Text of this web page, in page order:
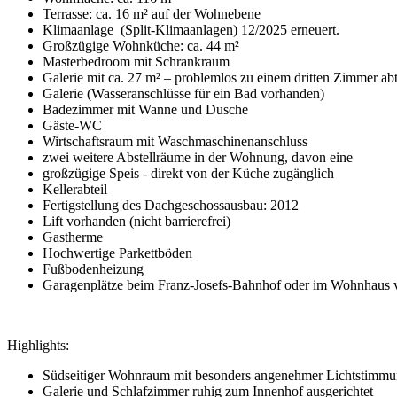
Terrasse: ca. 16 m² auf der Wohnebene
Klimaanlage (Split-Klimaanlagen) 12/2025 erneuert.
Großzügige Wohnküche: ca. 44 m²
Masterbedroom mit Schrankraum
Galerie mit ca. 27 m² – problemlos zu einem dritten Zimmer
Galerie (Wasseranschlüsse für ein Bad vorhanden)
Badezimmer mit Wanne und Dusche
Gäste-WC
Wirtschaftsraum mit Waschmaschinenanschluss
zwei weitere Abstellräume in der Wohnung, davon eine
großzügige Speis - direkt von der Küche zugänglich
Kellerabteil
Fertigstellung des Dachgeschossausbau: 2012
Lift vorhanden (nicht barrierefrei)
Gastherme
Hochwertige Parkettböden
Fußbodenheizung
Garagenplätze beim Franz-Josefs-Bahnhof oder im Wohnhaus
Highlights:
Südseitiger Wohnraum mit besonders angenehmer
Galerie und Schlafzimmer ruhig zum Innenhof ausgerichtet